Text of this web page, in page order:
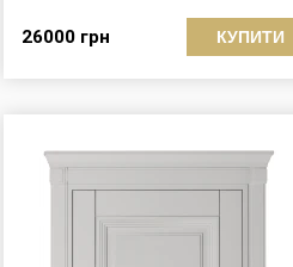
26000 грн КУПИТИ